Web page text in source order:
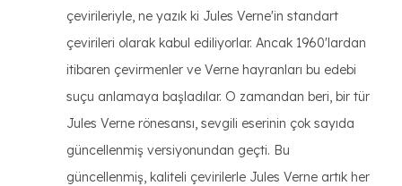
çevirileriyle, ne yazık ki Jules Verne'in standart
çevirileri olarak kabul ediliyorlar. Ancak 1960'lardan
itibaren çevirmenler ve Verne hayranları bu edebi
suçu anlamaya başladılar. O zamandan beri, bir tür
Jules Verne rönesansı, sevgili eserinin çok sayıda
güncellenmiş versiyonundan geçti. Bu
güncellenmiş, kaliteli çevirilerle Jules Verne artık her